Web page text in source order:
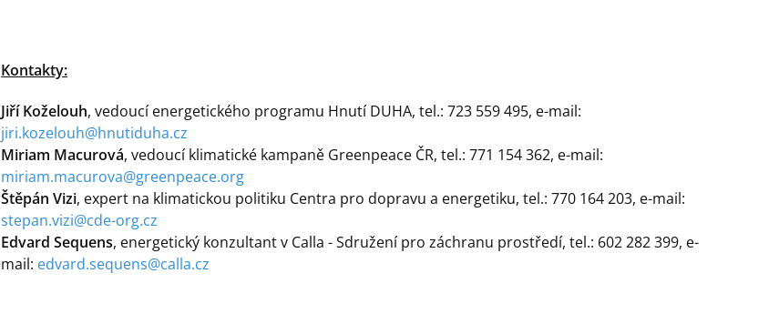
Kontakty:
Jiří Koželouh, vedoucí energetického programu Hnutí DUHA, tel.: 723 559 495, e-mail:
jiri.kozelouh@hnutiduha.cz
Miriam Macurová, vedoucí klimatické kampaně Greenpeace ČR, tel.: 771 154 362, e-mail:
miriam.macurova@greenpeace.org
Štěpán Vizi, expert na klimatickou politiku Centra pro dopravu a energetiku, tel.: 770 164 203, e-mail:
stepan.vizi@cde-org.cz
Edvard Sequens, energetický konzultant v Calla - Sdružení pro záchranu prostředí, tel.: 602 282 399, e-
mail: edvard.sequens@calla.cz